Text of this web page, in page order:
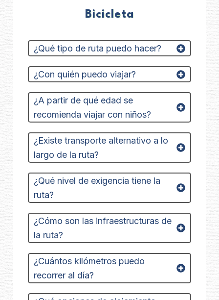
Bicicleta
¿Qué tipo de ruta puedo hacer?
¿Con quién puedo viajar?
¿A partir de qué edad se
recomienda viajar con niños?
¿Existe transporte alternativo a lo
largo de la ruta?
¿Qué nivel de exigencia tiene la
ruta?
¿Cómo son las infraestructuras de
la ruta?
¿Cuántos kilómetros puedo
recorrer al día?